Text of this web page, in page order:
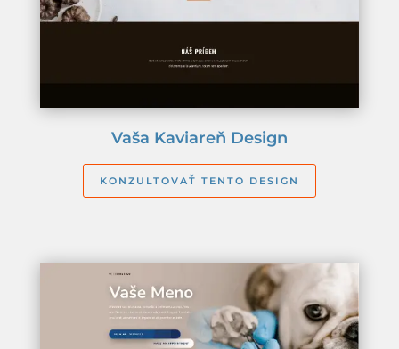
Vaša Kaviareň Design
KONZULTOVAŤ TENTO DESIGN